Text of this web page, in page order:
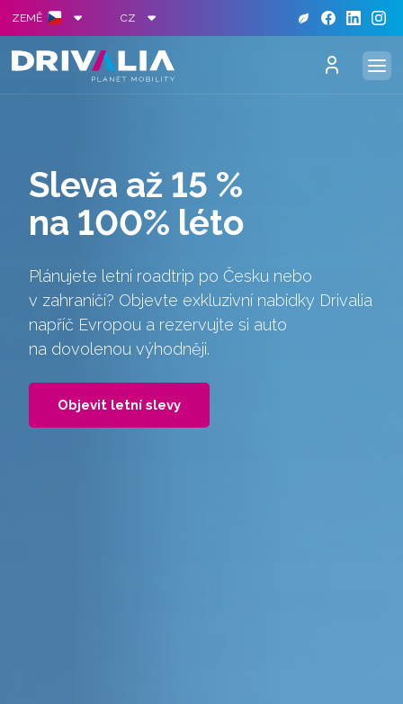
ZEMĚ CZ
Sleva až 15 %
na 100% léto
Plánujete letní roadtrip po Česku nebo
v zahraničí? Objevte exkluzivní nabídky Drivalia
napříč Evropou a rezervujte si auto
na dovolenou výhodněji.
Objevit letní slevy